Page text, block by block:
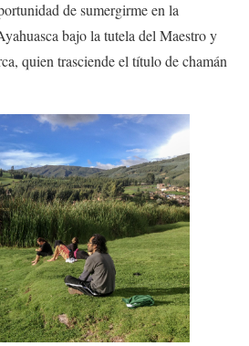
de sumergirme en la
bajo la tutela del Maestro y
quien trasciende el título de chamán